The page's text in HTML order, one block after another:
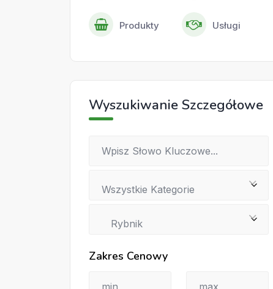
Produkty Usługi
Wyszukiwanie Szczegółowe
Wszystkie Kategorie
Rybnik
Zakres Cenowy